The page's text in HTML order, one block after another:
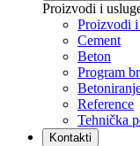
Proizvodi i
Proizvodi
Cement
Beton
Program
Reference
Tehnička
Kontakti